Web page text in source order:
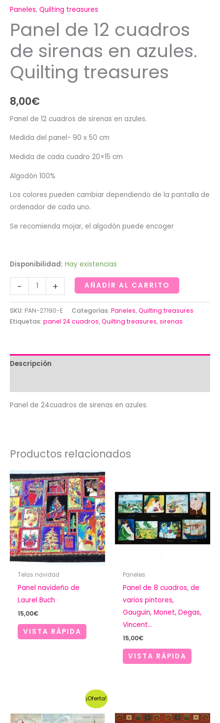
Paneles, Quilting treasures
Panel de 12 cuadros
de sirenas en azules.
Quilting treasures
8,00€
Panel de 12 cuadros de sirenas en azules.
Medida del panel- 90 x 50 cm
Medida de cada cuadro 20×15 cm
Algodón 100%
Los colores pueden cambiar dependiendo de la pantalla de
ordenador de cada uno.
Se recomienda mojar, el algodón puede encoger
Disponibilidad: Hay existencias
-
de
12
cuadros
en
azules.
treasures
cantidad
+ AÑADIR AL CARRITO
SKU: PAN-27190-E Categorías: Paneles,Quilting treasures
Etiquetas: panel 24 cuadros,Quilting treasures,sirenas
Descripción
Panel de 24cuadros de sirenas en azules.
Productos relacionados
Telas navidad
Panel navideño de
Laurel Buch
15,00€
VISTA RÁPIDA
Paneles
Panel de 8 cuadros, de
varios pintores,
Gauguin, Monet, Degas,
Vincent…
15,00€
VISTA RÁPIDA
¡Oferta!